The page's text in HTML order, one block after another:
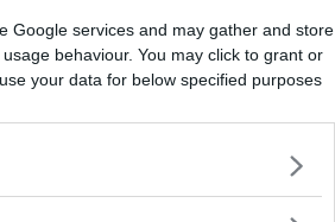
Google services and may gather and store
behaviour. You may click to grant or
your data for below specified purposes
Vill du bli
medlem?